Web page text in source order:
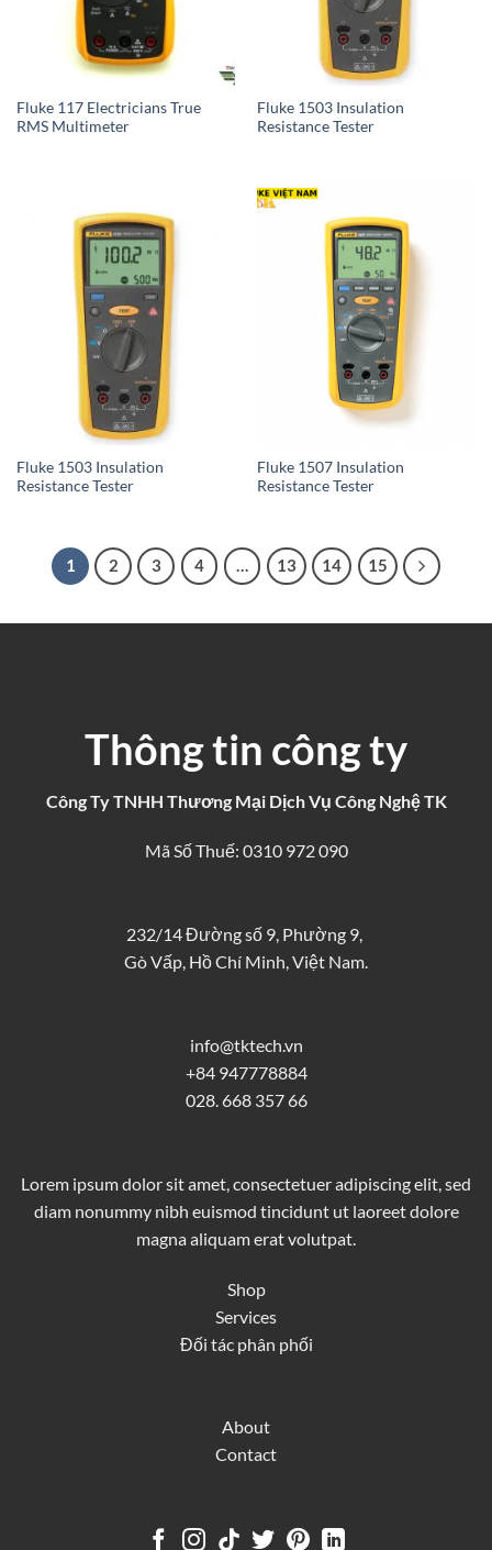
Fluke 117 Electricians True
RMS Multimeter
Fluke 1503 Insulation
Resistance Tester
Fluke 1503 Insulation
Resistance Tester
Fluke 1507 Insulation
Resistance Tester
1 2 3 4 … 13 14 15
Thông tin công ty
Công Ty TNHH Thương Mại Dịch Vụ Công Nghệ TK
Mã Số Thuế: 0310 972 090
232/14 Đường số 9, Phường 9,
Gò Vấp, Hồ Chí Minh, Việt Nam.
info@tktech.vn
+84 947778884
028. 668 357 66
Lorem ipsum dolor sit amet, consectetuer adipiscing elit, sed
diam nonummy nibh euismod tincidunt ut laoreet dolore
magna aliquam erat volutpat.
Shop
Services
Đối tác phân phối
About
Contact